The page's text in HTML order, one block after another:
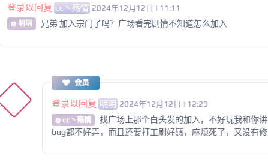
登录以回复 cc丶殇情 2024年12月12日 | 11:11
@ 明明 兄弟 加入宗门了吗？广场看完剧情不知道怎么加入
会员
登录以回复 明明 2024年12月12日 | 12:29
@ cc丶殇情
找广场上那个白头发的加入，不好玩我和你
bug都不好弄，而且还要打工刷好感，麻烦死了，又没有